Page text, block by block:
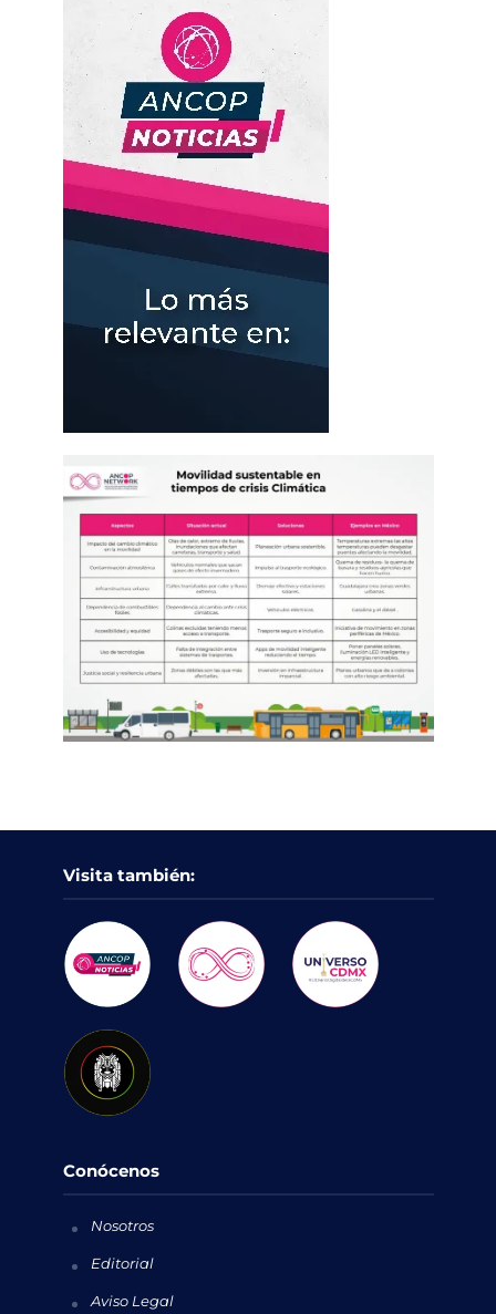
Visita también:
Conócenos
Nosotros
Editorial
Aviso Legal